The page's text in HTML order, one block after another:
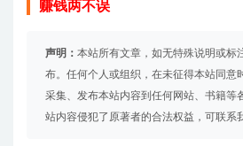
赚钱两不误
声明： 本站所有文章，如无特殊说明或标
布。任何个人或组织，在未征得本站同意
采集、发布本站内容到任何网站、书籍等
站内容侵犯了原著者的合法权益，可联系